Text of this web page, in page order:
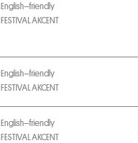
English–friendly
FESTIVAL AKCENT
English–friendly
FESTIVAL AKCENT
English–friendly
FESTIVAL AKCENT